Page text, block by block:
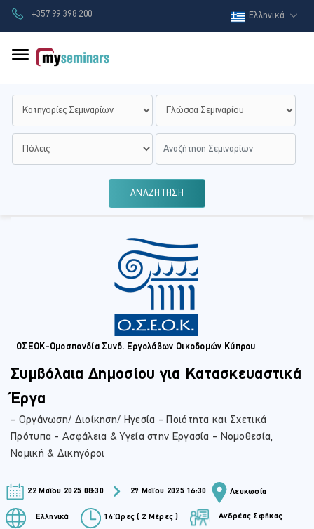
+357 99 398 200 Ελληνικά
ΑΝΑΖΗΤΗΣΗ
ΟΣΕΟΚ-Ομοσπονδία Συνδ. Εργολάβων Οικοδομών Κύπρου
Συμβόλαια Δημοσίου για Κατασκευαστικά
Έργα
- Οργάνωση/ Διοίκηση/ Ηγεσία - Ποιότητα και Σχετικά
Πρότυπα - Ασφάλεια & Υγεία στην Εργασία - Νομοθεσία,
Νομική & Δικηγόροι
22 Μαΐου 2025 08:30 29 Μαΐου 2025 16:30 Λευκωσία
Ελληνικά 14 Ώρες ( 2 Μέρες ) Ανδρέας Σφήκας